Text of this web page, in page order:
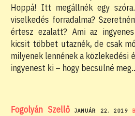
Hoppá! Itt megállnék egy
viselkedés forradalma?
értesz ezalatt? Ami az
kicsit többet utaznék, de csak
milyenek lennének a közlekedési
ingyenest ki – hogy becsülné
Fogolyán Szellő JANUÁR 22, 2019